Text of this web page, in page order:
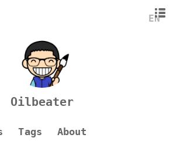
Oilbeater
Tags
About
EN